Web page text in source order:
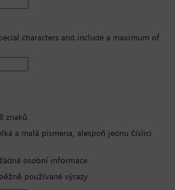
characters and include a maximum of
znaků.
a malá písmena, alespoň jednu číslici
osobní informace.
používané výrazy.